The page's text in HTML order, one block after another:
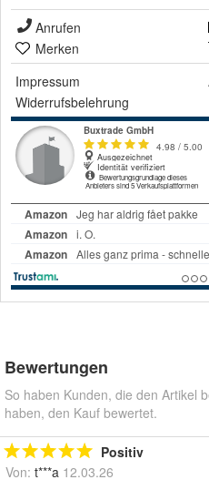
Anrufen
Merken
Impressum
Widerrufsbelehrung
Bewertungen
So haben Kunden, die den Artikel
haben, den Kauf bewertet.
Positiv
Von: t***a 12.03.26